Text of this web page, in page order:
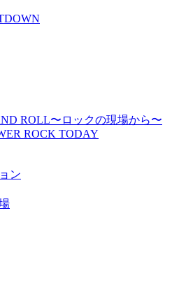
ROLL〜ロックの現場から〜
ROCK TODAY
ン